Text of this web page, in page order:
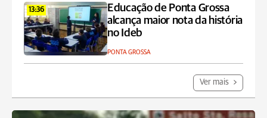
13:36
Educação de Ponta Grossa
alcança maior nota da história
no Ideb
PONTA GROSSA
Ver mais